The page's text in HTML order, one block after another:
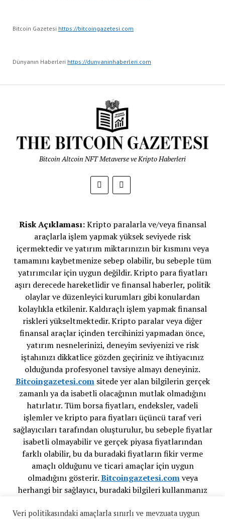
Bitcoin Gazetesi https://bitcoingazetesi.com
Dünyanın Haberleri https://dunyaninhaberleri.com
Bitcoin Altcoin NFT Metaverse ve Kripto Haberleri
Risk Açıklaması:Kripto paralarla ve/veya finansal
araçlarla işlem yapmak yüksek seviyede risk
içermektedir ve yatırım miktarınızın bir kısmını veya
tamamını kaybetmenize sebep olabilir, bu sebeple tüm
yatırımcılar için uygun değildir. Kripto para fiyatları
aşırı derecede hareketlidir ve finansal haberler, politik
olaylar ve düzenleyici kurumları gibi konulardan
kolaylıkla etkilenir. Kaldıraçlı işlem yapmak finansal
riskleri yükseltmektedir. Kripto paralar veya diğer
finansal araçlar içinden tercihinizi yapmadan önce,
yatırım nesnelerinizi, deneyim seviyenizi ve risk
iştahınızı dikkatlice gözden geçiriniz ve ihtiyacınız
olduğunda profesyonel tavsiye almayı deneyiniz.
Bitcoingazetesi.comsitede yer alan bilgilerin gerçek
zamanlı ya da isabetli olacağının mutlak olmadığını
hatırlatır. Tüm borsa fiyatları, endeksler, vadeli
işlemler ve kripto para fiyatları üçüncü taraf veri
sağlayıcıları tarafından oluşturulur, bu sebeple fiyatlar
isabetli olmayabilir ve gerçek piyasa fiyatlarından
farklı olabilir, bu da buradaki fiyatların fikir verme
amaçlı olduğunu ve ticari amaçlar için uygun
olmadığını gösterir.Bitcoingazetesi.comveya
herhangi bir sağlayıcı, buradaki bilgileri kullanmanız
sorumluluk taşımamaktadır.
Veri politikasındaki amaçlarla sınırlı ve mevzuata uygun